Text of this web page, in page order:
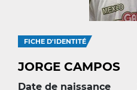
FICHE D'IDENTITÉ
JORGE CAMPOS
Date de naissance